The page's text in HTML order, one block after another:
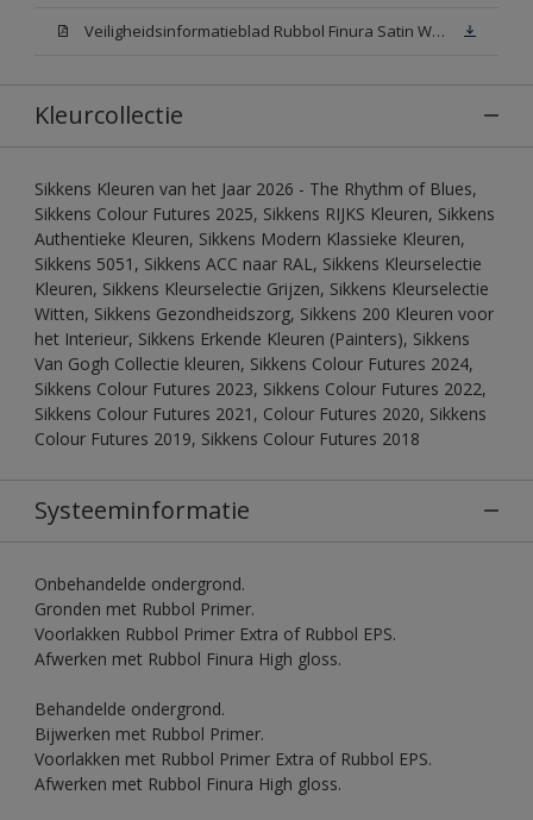
Veiligheidsinformatieblad Rubbol Finura Satin White (MSDS)
Kleurcollectie
Sikkens Kleuren van het Jaar 2026 - The Rhythm of Blues,
Sikkens Colour Futures 2025, Sikkens RIJKS Kleuren, Sikkens
Authentieke Kleuren, Sikkens Modern Klassieke Kleuren,
Sikkens 5051, Sikkens ACC naar RAL, Sikkens Kleurselectie
Kleuren, Sikkens Kleurselectie Grijzen, Sikkens Kleurselectie
Witten, Sikkens Gezondheidszorg, Sikkens 200 Kleuren voor
het Interieur, Sikkens Erkende Kleuren (Painters), Sikkens
Van Gogh Collectie kleuren, Sikkens Colour Futures 2024,
Sikkens Colour Futures 2023, Sikkens Colour Futures 2022,
Sikkens Colour Futures 2021, Colour Futures 2020, Sikkens
Colour Futures 2019, Sikkens Colour Futures 2018
Systeeminformatie
Onbehandelde ondergrond.
Gronden met Rubbol Primer.
Voorlakken Rubbol Primer Extra of Rubbol EPS.
Afwerken met Rubbol Finura High gloss.
Behandelde ondergrond.
Bijwerken met Rubbol Primer.
Voorlakken met Rubbol Primer Extra of Rubbol EPS.
Afwerken met Rubbol Finura High gloss.